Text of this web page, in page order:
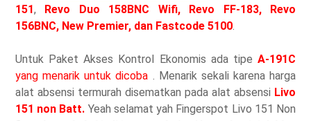
151, Revo Duo 158BNC Wifi, Revo FF-183, Revo
156BNC, New Premier, dan Fastcode 5100.
Untuk Paket Akses Kontrol Ekonomis ada tipe A-191C
yang menarik untuk dicoba . Menarik sekali karena harga
alat absensi termurah disematkan pada alat absensi Livo
151 non Batt. Yeah selamat yah Fingerspot Livo 151 Non